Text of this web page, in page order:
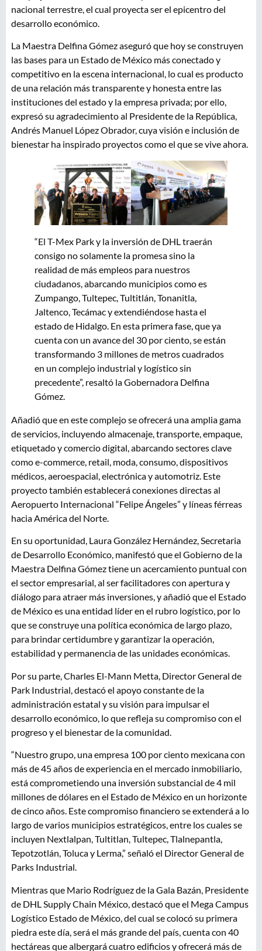
nacional terrestre, el cual proyecta ser el epicentro del
desarrollo económico.
La Maestra Delfina Gómez aseguró que hoy se construyen
las bases para un Estado de México más conectado y
competitivo en la escena internacional, lo cual es producto
de una relación más transparente y honesta entre las
instituciones del estado y la empresa privada; por ello,
expresó su agradecimiento al Presidente de la República,
Andrés Manuel López Obrador, cuya visión e inclusión de
bienestar ha inspirado proyectos como el que se vive ahora.
“El T-Mex Park y la inversión de DHL traerán
consigo no solamente la promesa sino la
realidad de más empleos para nuestros
ciudadanos, abarcando municipios como es
Zumpango, Tultepec, Tultitlán, Tonanitla,
Jaltenco, Tecámac y extendiéndose hasta el
estado de Hidalgo. En esta primera fase, que ya
cuenta con un avance del 30 por ciento, se están
transformando 3 millones de metros cuadrados
en un complejo industrial y logístico sin
precedente”, resaltó la Gobernadora Delfina
Gómez.
Añadió que en este complejo se ofrecerá una amplia gama
de servicios, incluyendo almacenaje, transporte, empaque,
etiquetado y comercio digital, abarcando sectores clave
como e-commerce, retail, moda, consumo, dispositivos
médicos, aeroespacial, electrónica y automotriz. Este
proyecto también establecerá conexiones directas al
Aeropuerto Internacional “Felipe Ángeles” y líneas férreas
hacia América del Norte.
En su oportunidad, Laura González Hernández, Secretaria
de Desarrollo Económico, manifestó que el Gobierno de la
Maestra Delfina Gómez tiene un acercamiento puntual con
el sector empresarial, al ser facilitadores con apertura y
diálogo para atraer más inversiones, y añadió que el Estado
de México es una entidad líder en el rubro logístico, por lo
que se construye una política económica de largo plazo,
para brindar certidumbre y garantizar la operación,
estabilidad y permanencia de las unidades económicas.
Por su parte, Charles El-Mann Metta, Director General de
Park Industrial, destacó el apoyo constante de la
administración estatal y su visión para impulsar el
desarrollo económico, lo que refleja su compromiso con el
progreso y el bienestar de la comunidad.
“Nuestro grupo, una empresa 100 por ciento mexicana con
más de 45 años de experiencia en el mercado inmobiliario,
está comprometiendo una inversión substancial de 4 mil
millones de dólares en el Estado de México en un horizonte
de cinco años. Este compromiso financiero se extenderá a lo
largo de varios municipios estratégicos, entre los cuales se
incluyen Nextlalpan, Tultitlan, Tultepec, Tlalnepantla,
Tepotzotlán, Toluca y Lerma,” señaló el Director General de
Parks Industrial.
Mientras que Mario Rodríguez de la Gala Bazán, Presidente
de DHL Supply Chain México, destacó que el Mega Campus
Logístico Estado de México, del cual se colocó su primera
piedra este día, será el más grande del país, cuenta con 40
hectáreas que albergará cuatro edificios y ofrecerá más de